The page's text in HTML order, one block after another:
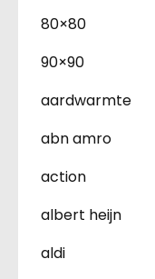
80×80
90×90
aardwarmte
abn amro
action
albert heijn
aldi